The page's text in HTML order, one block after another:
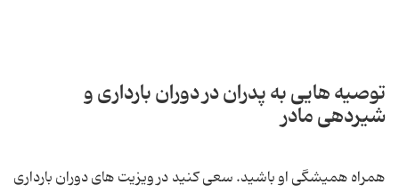
توصیه هایی به پدران در دوران بارداری و
شیردهی مادر
همراه همیشگی او باشید. سعی کنید در ویزیت های دوران بارداری